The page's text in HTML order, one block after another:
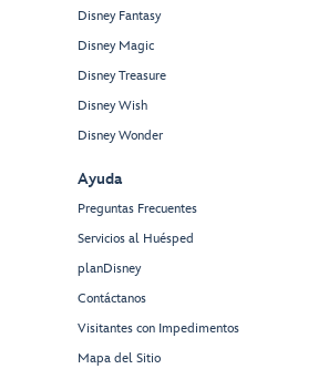
Disney Fantasy
Disney Magic
Disney Treasure
Disney Wish
Disney Wonder
Ayuda
Preguntas Frecuentes
Servicios al Huésped
planDisney
Contáctanos
Visitantes con Impedimentos
Mapa del Sitio